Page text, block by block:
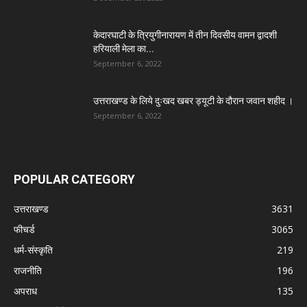
केदारघाटी के त्रियुगीनारायण में तीन दिवसीय वामन द्वादशी
हरियाली मेला का...
September 6, 2022
उत्तराखण्ड के लिये दुःखद खबर ड्यूटी के दौरान जवान शहीद ।
September 6, 2022
POPULAR CATEGORY
उत्तराखण्ड
3631
फीचर्ड
3065
धर्म-संस्कृति
219
राजनीति
196
अपराध
135